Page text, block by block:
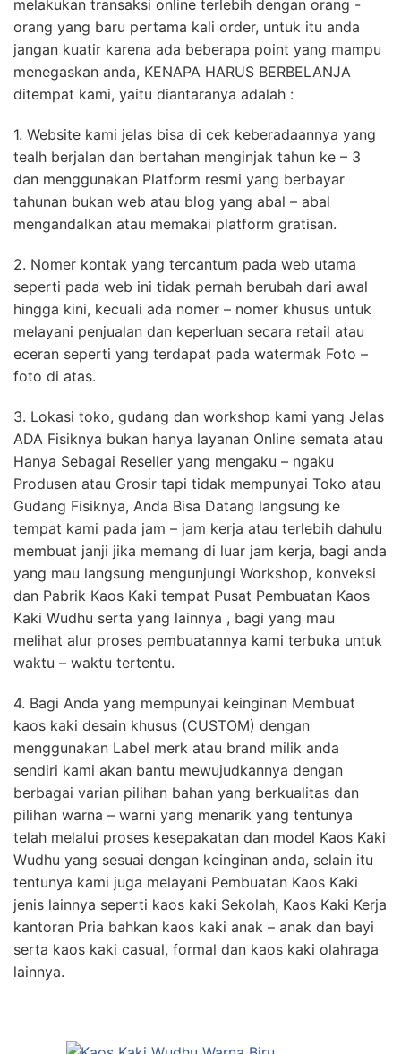
melakukan transaksi online terlebih dengan orang -
orang yang baru pertama kali order, untuk itu anda
jangan kuatir karena ada beberapa point yang mampu
menegaskan anda, KENAPA HARUS BERBELANJA
ditempat kami, yaitu diantaranya adalah :
1. Website kami jelas bisa di cek keberadaannya yang
tealh berjalan dan bertahan menginjak tahun ke – 3
dan menggunakan Platform resmi yang berbayar
tahunan bukan web atau blog yang abal – abal
mengandalkan atau memakai platform gratisan.
2. Nomer kontak yang tercantum pada web utama
seperti pada web ini tidak pernah berubah dari awal
hingga kini, kecuali ada nomer – nomer khusus untuk
melayani penjualan dan keperluan secara retail atau
eceran seperti yang terdapat pada watermak Foto –
foto di atas.
3. Lokasi toko, gudang dan workshop kami yang Jelas
ADA Fisiknya bukan hanya layanan Online semata atau
Hanya Sebagai Reseller yang mengaku – ngaku
Produsen atau Grosir tapi tidak mempunyai Toko atau
Gudang Fisiknya, Anda Bisa Datang langsung ke
tempat kami pada jam – jam kerja atau terlebih dahulu
membuat janji jika memang di luar jam kerja, bagi anda
yang mau langsung mengunjungi Workshop, konveksi
dan Pabrik Kaos Kaki tempat Pusat Pembuatan Kaos
Kaki Wudhu serta yang lainnya , bagi yang mau
melihat alur proses pembuatannya kami terbuka untuk
waktu – waktu tertentu.
4. Bagi Anda yang mempunyai keinginan Membuat
kaos kaki desain khusus (CUSTOM) dengan
menggunakan Label merk atau brand milik anda
sendiri kami akan bantu mewujudkannya dengan
berbagai varian pilihan bahan yang berkualitas dan
pilihan warna – warni yang menarik yang tentunya
telah melalui proses kesepakatan dan model Kaos Kaki
Wudhu yang sesuai dengan keinginan anda, selain itu
tentunya kami juga melayani Pembuatan Kaos Kaki
jenis lainnya seperti kaos kaki Sekolah, Kaos Kaki Kerja
kantoran Pria bahkan kaos kaki anak – anak dan bayi
serta kaos kaki casual, formal dan kaos kaki olahraga
lainnya.